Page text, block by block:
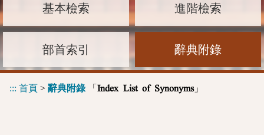
基本檢索 進階檢索
部首索引 辭典附錄
::: 首頁 > 辭典附錄「 Index List of Synonyms」